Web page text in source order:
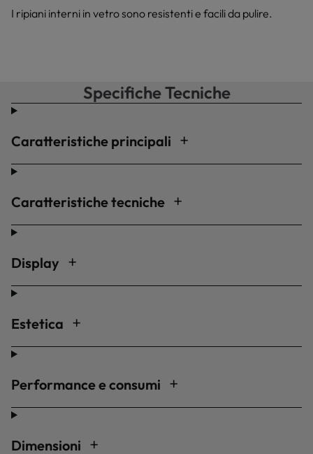
I ripiani interni in vetro sono resistenti e facili da pulire.
Specifiche Tecniche
Caratteristiche principali
Caratteristiche tecniche
Display
Estetica
Performance e consumi
Dimensioni